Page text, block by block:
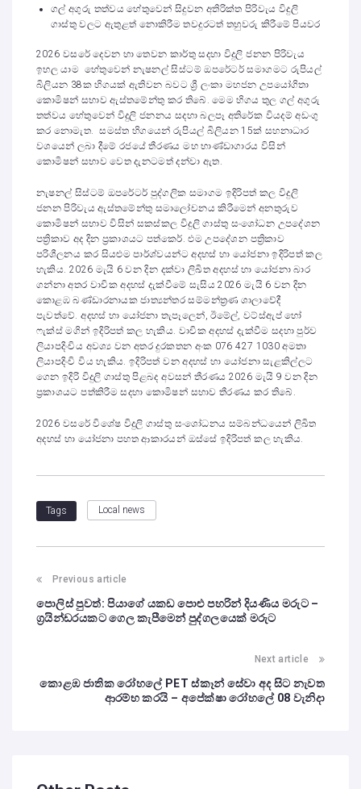
ගල් අගුරු තත්වය හේතුවෙන් සිදුවන අතිරික්ත පිරිවැය විදුලි
ගාස්තු වලට ඇතුළත් නොකිරීම තවදුරටත් තහුවරු කිරීමේ පියවර
2026 වසරේ දෙවන හා තෙවන කාර්තු සදහා විදුලි ජනන පිරිවැය
ඉහල යාම හේතුවෙන් නැෂනල් සිස්ටම් ඔපරේටර් සමාගමට රුපියල්
බිලියන 38ක හිගයක් ඇතිවන බවට ශ්‍රී ලංකා මහජන උපයෝගිතා
කොමිෂන් සභාව ඇස්තමේන්තු කර තිබේ. මෙම හිගය තුල ගල් අගුරු
තත්වය හේතුවෙන් විදුලි ජනනය සදහා බලපෑ අතිරේක වියදම් අඩංගු
කර නොමැත. සමස්ත හිගයෙන් රුපියල් බිලියන 15ක් සහනාධාර
වශයෙන් ලබා දීමේ රජයේ තීරණය මහ භාණ්ඩාගාරය විසින්
කොමිෂන් සභාව වෙත දැනටමත් දන්වා ඇත.
නැෂනල් සිස්ටම් ඔපරේටර් පුද්ගලික සමාගම ඉදිරිපත් කල විදුලි
ජනන පිරිවැය ඇස්තමේන්තු සමාලෝචනය කිරීමෙන් අනතුරුව
කොමිෂන් සභාව විසින් සකස්කල විදුලි ගාස්තු සංශෝධන උපදේශන
පත්‍රිකාව අද දින ප්‍රකාශයට පත්කෙර්. එම උපදේශන පත්‍රිකාව
පරිශීලනය කර සියළුම පාර්ශ්වයන්ට අදහස් හා යෝජනා ඉදිරිපත් කල
හැකිය. 2026 මැයි 6 වන දින දක්වා ලිඛිත අදහස් හා යෝජනා බාර
ගන්නා අතර වාචික අදහස් දැක්වීමේ සැසිය 2026 මැයි 6 වන දින
කොළඹ බණ්ඩාරනායක ජාත්‍යන්තර සම්මන්ත්‍රණ ශාලාවේදී
පැවත්වේ. අදහස් හා යෝජනා තැපෑලෙන්, ඊමේල්, වට්ස්ඇප් හෝ
ෆැක්ස් මගින් ඉදිරිපත් කල හැකිය. වාචික අදහස් දැක්වීම සදහා පුර්ව
ලියාපදිංචිය අවශ්‍ය වන අතර දුරකතන අංක 076 427 1030 අමතා
ලියාපදිංචි විය හැකිය. ඉදිරිපත් වන අදහස් හා යෝජනා සැළකිල්ලට
ගෙන ඉදිරි විදුලි ගාස්තු පිළබද අවසන් තීරණය 2026 මැයි 9 වන දින
ප්‍රකාශයට පත්කිරීම සදහා කොමිෂන් සභාව තීරණය කර තිබේ.
2026 වසරේ විශේෂ විදුලි ගාස්තු සංශෝධනය සම්බන්ධයෙන් ලිඛිත
අදහස් හා යෝජනා පහත ආකාරයන් ඔස්සේ ඉදිරිපත් කල හැකිය.
Tags Local news
Previous article
පොලිස් පුවත්: පියාගේ යකඩ පොළු පහරින් දියණිය මරුට –
ග්‍රයින්ඩරයකට ගෙල කැපීමෙන් පුද්ගලයෙක් මරුට
Next article
කොළඹ ජාතික රෝහලේ PET ස්කෑන් සේවා අද සිට නැවත
ආරම්භ කරයි – අපේක්ෂා රෝහලේ 08 වැනිදා